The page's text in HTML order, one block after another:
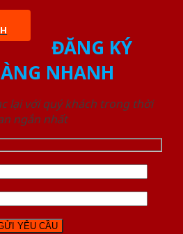
ĐĂNG KÝ
NHANH
lại với quý khách trong thời
ngắn nhất